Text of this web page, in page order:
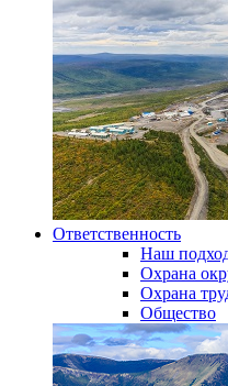
Ответственность
Наш
Охрана
Охрана
Общество